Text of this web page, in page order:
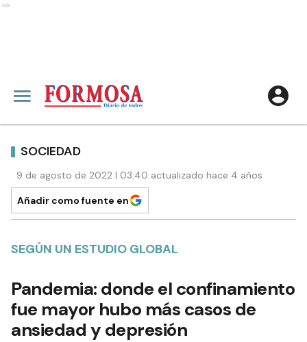
Ads
SOCIEDAD
9 de agosto de 2022 | 03:40 actualizado hace 4 años
Añadir como fuente en
SEGÚN UN ESTUDIO GLOBAL
Pandemia: donde el confinamiento
fue mayor hubo más casos de
ansiedad y depresión